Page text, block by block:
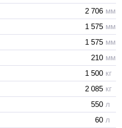
2 706 мм
1 575 мм
1 575 мм
210 мм
1 500 кг
2 085 кг
550 л
60 л